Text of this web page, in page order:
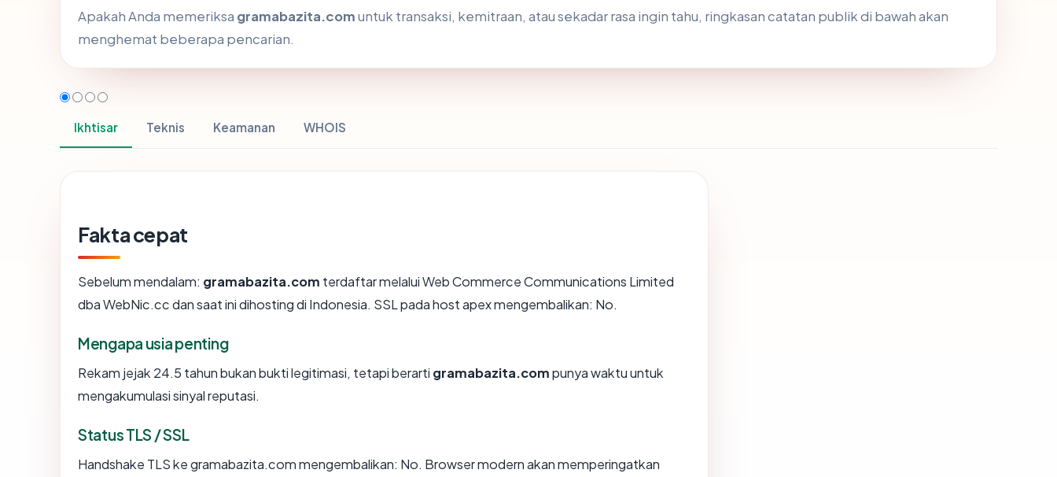
Apakah Anda memeriksa gramabazita.comuntuk transaksi, kemitraan, atau sekadar rasa ingin tahu, ringkasan catatan publik di bawah akan
menghemat beberapa pencarian.
Ikhtisar Teknis Keamanan WHOIS
Fakta cepat
Sebelum mendalam: gramabazita.com terdaftar melalui Web Commerce Communications Limited
dba WebNic.cc dan saat ini dihosting di Indonesia. SSL pada host apex mengembalikan: No.
Mengapa usia penting
Rekam jejak 24.5 tahun bukan bukti legitimasi, tetapi berarti gramabazita.compunya waktu untuk
mengakumulasi sinyal reputasi.
Status TLS / SSL
Handshake TLS ke gramabazita.com mengembalikan: No. Browser modern akan memperingatkan